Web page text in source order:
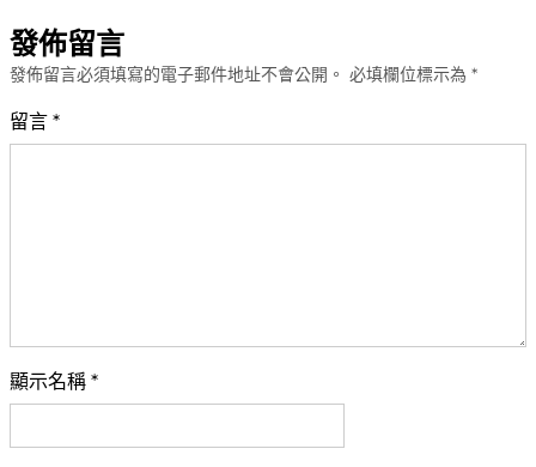
發佈留言
發佈留言必須填寫的電子郵件地址不會公開。 必填欄位標示為 *
留言 *
顯示名稱 *